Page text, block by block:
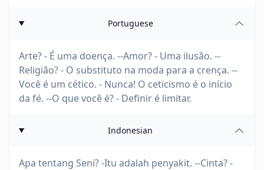
Portuguese
Arte? - É uma doença. --Amor? - Uma ilusão. --
Religião? - O substituto na moda para a crença. --
Você é um cético. - Nunca! O ceticismo é o início
da fé. --O que você é? - Definir é limitar.
Indonesian
Apa tentang Seni? -Itu adalah penyakit. --Cinta? -